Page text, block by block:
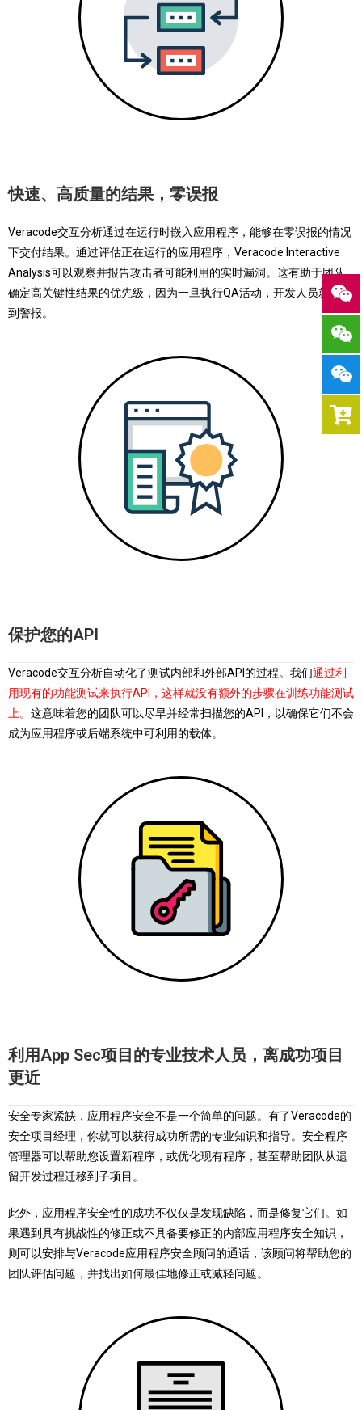
快速、高质量的结果，零误报
Veracode交互分析通过在运行时嵌入应用程序，能够在零误报的情况
下交付结果。通过评估正在运行的应用程序，Veracode Interactive
Analysis可以观察并报告攻击者可能利用的实时漏洞。这有助于团队
确定高关键性结果的优先级，因为一旦执行QA活动，开发人员就会收
到警报。
保护您的API
Veracode交互分析自动化了测试内部和外部API的过程。我们通过利
用现有的功能测试来执行API，这样就没有额外的步骤在训练功能测试
上。 这意味着您的团队可以尽早并经常扫描您的API，以确保它们不会
成为应用程序或后端系统中可利用的载体。
利用App Sec项目的专业技术人员，离成功项目
更近
安全专家紧缺，应用程序安全不是一个简单的问题。有了Veracode的
安全项目经理，你就可以获得成功所需的专业知识和指导。安全程序
管理器可以帮助您设置新程序，或优化现有程序，甚至帮助团队从遗
留开发过程迁移到子项目。
此外，应用程序安全性的成功不仅仅是发现缺陷，而是修复它们。如
果遇到具有挑战性的修正或不具备要修正的内部应用程序安全知识，
则可以安排与Veracode应用程序安全顾问的通话，该顾问将帮助您的
团队评估问题，并找出如何最佳地修正或减轻问题。